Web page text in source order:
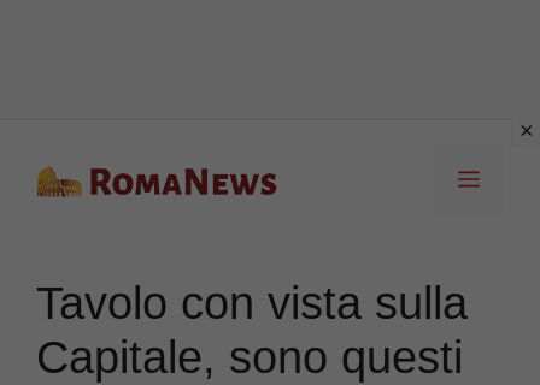
Menu
Tavolo con vista sulla
Capitale, sono questi